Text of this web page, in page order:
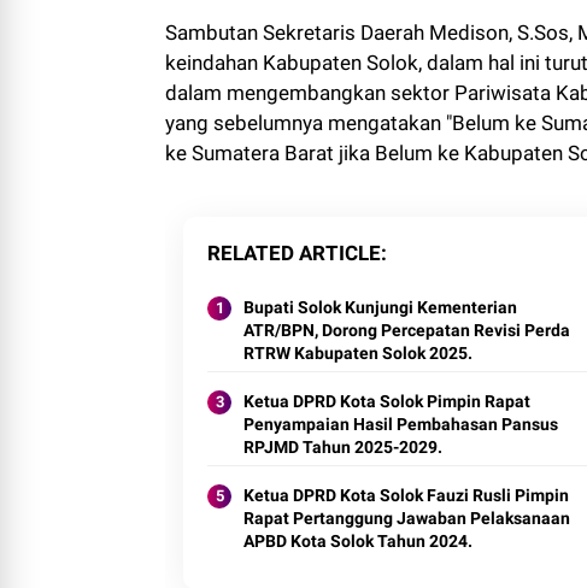
Sambutan Sekretaris Daerah Medison, S.Sos,
keindahan Kabupaten Solok, dalam hal ini
dalam mengembangkan sektor Pariwisata
yang sebelumnya mengatakan "Belum ke
ke Sumatera Barat jika Belum ke Kabupaten
RELATED ARTICLE
Bupati Solok Kunjungi Kementerian
ATR/BPN, Dorong Percepatan Revisi Perda
RTRW Kabupaten Solok 2025.
Ketua DPRD Kota Solok Pimpin Rapat
Penyampaian Hasil Pembahasan Pansus
RPJMD Tahun 2025-2029.
Ketua DPRD Kota Solok Fauzi Rusli Pimpin
Rapat Pertanggung Jawaban Pelaksanaan
APBD Kota Solok Tahun 2024.